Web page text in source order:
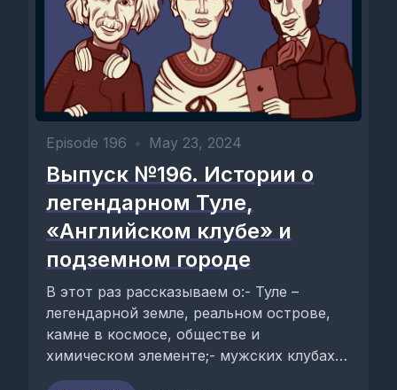
Episode 196 • May 23, 2024
Выпуск №196. Истории о
легендарном Туле,
«Английском клубе» и
подземном городе
В этот раз рассказываем о:- Туле –
легендарной земле, реальном острове,
камне в космосе, обществе и
химическом элементе;- мужских клубах,
первых и современных, иностранных...